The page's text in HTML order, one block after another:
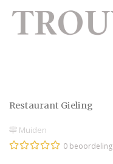
Restaurant Gieling
Muiden
0 beoordeling